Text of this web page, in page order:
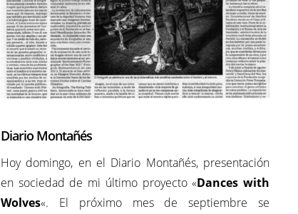
Diario Montañés
Hoy domingo, en el Diario Montañés, presentación
en sociedad de mi último proyecto «Dances with
Wolves«. El próximo mes de septiembre se